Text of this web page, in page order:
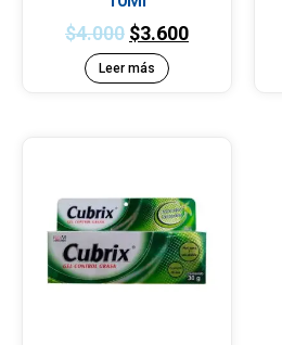
$4.000 $3.600
Leer más